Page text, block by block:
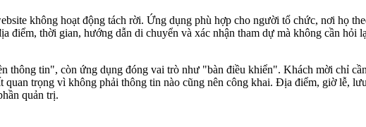
không hoạt động tách rời. Ứng dụng phù hợp cho người tổ chức, nơi họ
điểm, thời gian, hướng dẫn di chuyển và xác nhận tham dự mà không cần hỏi
thông tin", còn ứng dụng đóng vai trò như "bàn điều khiển". Khách mời chỉ
trọng vì không phải thông tin nào cũng nên công khai. Địa điểm, giờ lễ,
quản trị.